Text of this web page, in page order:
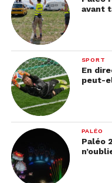
de son père
comprendre que leur
ne doit rien au
cherchent prennent
propre passé… »
avant
SPORT
En
peut-
PALÉO
Paléo